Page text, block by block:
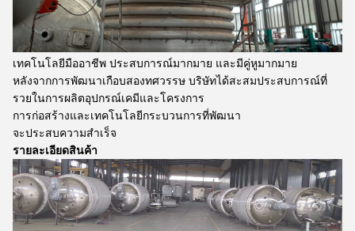
เทคโนโลยีมืออาชีพ ประสบการณ์มากมาย และมีคู่หูมากมาย
หลังจากการพัฒนาเกือบสองทศวรรษ บริษัทได้สะสมประสบการณ์ที่
รวยในการผลิตอุปกรณ์เคมีและโครงการ
การก่อสร้างและเทคโนโลยีกระบวนการที่พัฒนา
จะประสบความสําเร็จ
รายละเอียดสินค้า